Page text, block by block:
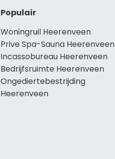
Populair
Woningruil Heerenveen
Prive Spa-Sauna Heerenveen
Incassobureau Heerenveen
Bedrijfsruimte Heerenveen
Ongediertebestrijding
Heerenveen